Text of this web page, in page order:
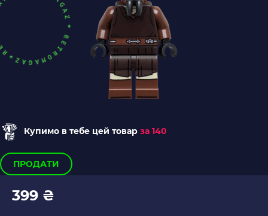
Купимо в тебе цей товар за 140
ПРОДАТИ
399 ₴